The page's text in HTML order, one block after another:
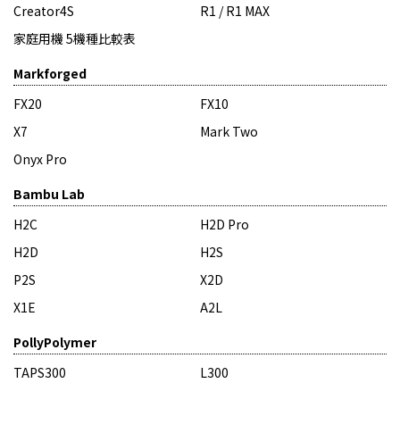
Creator4S
R1 / R1 MAX
家庭用機 5機種比較表
Markforged
FX20
FX10
X7
Mark Two
Onyx Pro
Bambu Lab
H2C
H2D Pro
H2D
H2S
P2S
X2D
X1E
A2L
PollyPolymer
TAPS300
L300